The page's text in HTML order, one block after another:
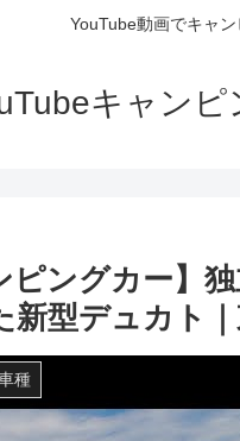
YouTube動画でキャ
キャン
ピングカー】
新型デュカト
種